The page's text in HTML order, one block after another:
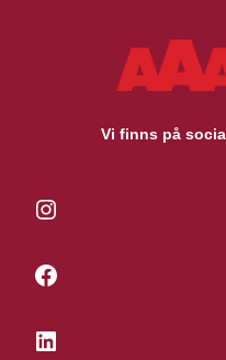
Vi finns på
Instagram
Facebook
LinkedIn